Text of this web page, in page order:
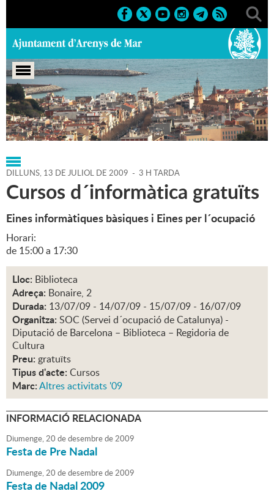
Portada > Agenda > 13-07-2009
DILLUNS, 13 DE JULIOL DE 2009 - 3 H TARDA
Cursos d´informàtica gratuïts
Eines informàtiques bàsiques i Eines per l´ocupació
Horari:
de 15:00 a 17:30
Lloc: Biblioteca
Adreça: Bonaire, 2
Durada: 13/07/09 - 14/07/09 - 15/07/09 - 16/07/09
Organitza: SOC (Servei d´ocupació de Catalunya) -
Diputació de Barcelona – Biblioteca – Regidoria de
Cultura
Preu: gratuïts
Tipus d'acte: Cursos
Marc:Altres activitats '09
INFORMACIÓ RELACIONADA
Diumenge,20 dedesembrede2009
Festa de Pre Nadal
Diumenge,20 dedesembrede2009
Festa de Nadal 2009